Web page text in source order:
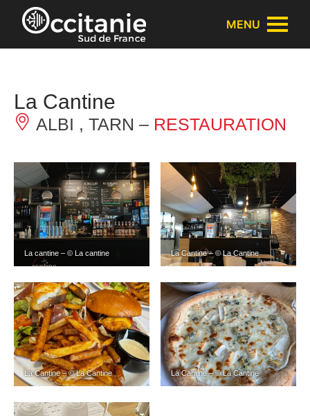
Panneau de gestion des cookies
MENU
La Cantine
ALBI , TARN – RESTAURATION
La cantine – © La cantine La Cantine – © La Cantine
La Cantine – © La Cantine La Cantine – © La Cantine